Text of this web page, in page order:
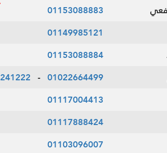
01153088883
01149985121
01153088884
01022664499
-
01117004413
01117888424
01103096007